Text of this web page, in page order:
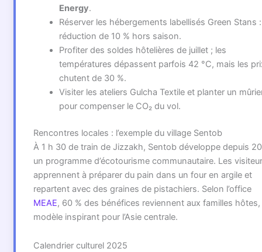
Energy.
Réserver les hébergements labellisés Green Stans :
réduction de 10 % hors saison.
Profiter des soldes hôtelières de juillet ; les
températures dépassent parfois 42 °C, mais les
chutent de 30 %.
Visiter les ateliers Gulcha Textile et planter un
pour compenser le CO₂ du vol.
Rencontres locales : l’exemple du village Sentob
À 1 h 30 de train de Jizzakh, Sentob développe depuis
un programme d’écotourisme communautaire. Les
apprennent à préparer du pain dans un four en argile et
repartent avec des graines de pistachiers. Selon l’office
MEAE, 60 % des bénéfices reviennent aux familles hôtes,
modèle inspirant pour l’Asie centrale.
Calendrier culturel 2025